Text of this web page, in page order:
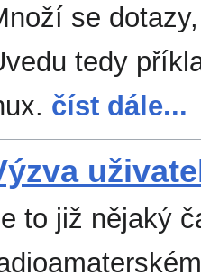
se
tedy
číst dále...
to již nějaký